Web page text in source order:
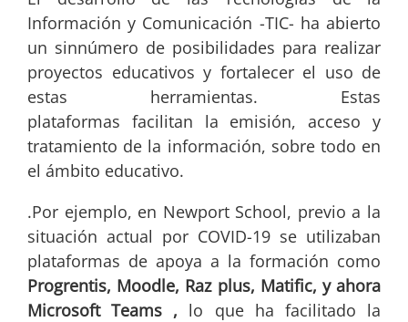
Información y Comunicación -TIC- ha abierto
un sinnúmero de posibilidades para realizar
proyectos educativos y fortalecer el uso de
estas herramientas. Estas
plataformas facilitan la emisión, acceso y
tratamiento de la información, sobre todo en
el ámbito educativo.
.Por ejemplo, en Newport School, previo a la
situación actual por COVID-19 se utilizaban
plataformas de apoya a la formación como
Progrentis, Moodle, Raz plus, Matific, y ahora
Microsoft Teams , lo que ha facilitado la